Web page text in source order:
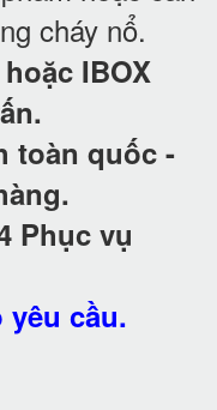
cháy nổ.
IBOX
toàn quốc -
Phục vụ
yêu cầu.